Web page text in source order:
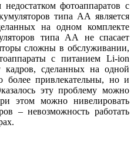
фотоаппаратов с
типа АА является
на одном комплекте
типа АА не спасает
сложны в обслуживании,
с питанием Li-ion
кадров, сделанных на одной
более привлекательны, но и
эту проблему можно
этом можно нивелировать
– невозможность работать